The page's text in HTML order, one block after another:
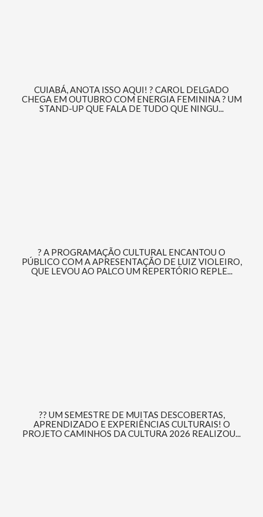
CUIABÁ, ANOTA ISSO AQUI! ? CAROL DELGADO
CHEGA EM OUTUBRO COM ENERGIA FEMININA ? UM
STAND-UP QUE FALA DE TUDO QUE NINGU...
? A PROGRAMAÇÃO CULTURAL ENCANTOU O
PÚBLICO COM A APRESENTAÇÃO DE LUIZ VIOLEIRO,
QUE LEVOU AO PALCO UM REPERTÓRIO REPLE...
?? UM SEMESTRE DE MUITAS DESCOBERTAS,
APRENDIZADO E EXPERIÊNCIAS CULTURAIS! O
PROJETO CAMINHOS DA CULTURA 2026 REALIZOU...